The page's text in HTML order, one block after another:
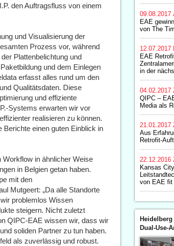
den Auftragsfluss von einem
und Visualisierung der
Prozess vor, während
Plattenbelichtung und
und dem Einlegen
erfasst alles rund um den
Qualitätsdaten. Diese
und effiziente
Systems erwarten wir vor
realisieren zu können.
einen guten Einblick in
in ähnlicher Weise
in Belgien getan haben.
mit den
Mutgeert: „Da alle Standorte
problemlos Wissen
steigern. Nicht zuletzt
QIPC-EAE wissen wir, dass wir
soliden Partner zu tun haben.
als zuverlässig und robust.
09.08.2017
EAE
von The
12.07.2017
EAE
in der
04.02.2017
QIPC –
Media als
21.01.2017
Aus
Retrofit-
22.12.2016
Kansas
von EAE fit
Dual-Use-